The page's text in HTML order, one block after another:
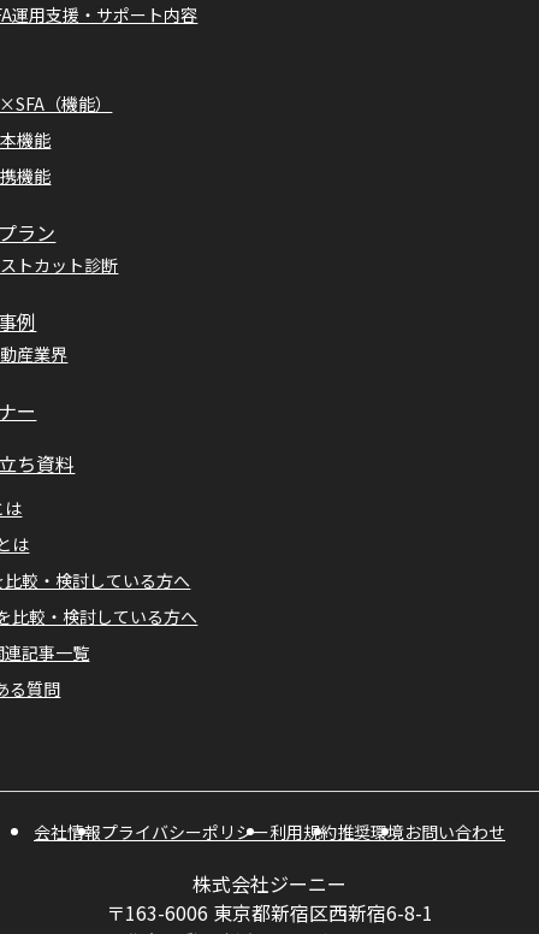
運用支援・サポート内容
（機能）
機能
機能
ラン
トカット診断
例
産業界
ー
ち資料
は
は
比較・検討している方へ
比較・検討している方へ
連記事一覧
る質問
会社情報プライバシーポリシー利用規約推奨環境お問い合わせ
株式会社ジーニー
〒163-6006 東京都新宿区西新宿6-8-1